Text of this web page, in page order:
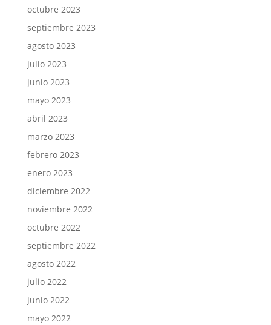
octubre 2023
septiembre 2023
agosto 2023
julio 2023
junio 2023
mayo 2023
abril 2023
marzo 2023
febrero 2023
enero 2023
diciembre 2022
noviembre 2022
octubre 2022
septiembre 2022
agosto 2022
julio 2022
junio 2022
mayo 2022